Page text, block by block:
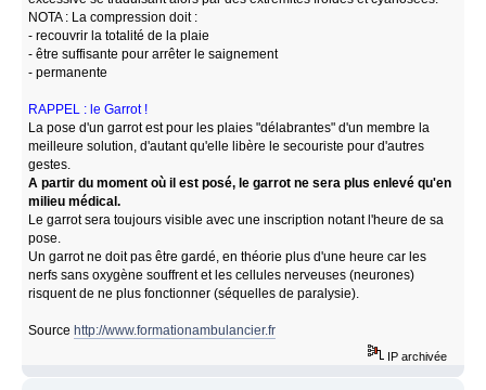
NOTA : La compression doit :
- recouvrir la totalité de la plaie
- être suffisante pour arrêter le saignement
- permanente
RAPPEL : le Garrot !
La pose d'un garrot est pour les plaies "délabrantes" d'un membre la
meilleure solution, d'autant qu'elle libère le secouriste pour d'autres
gestes.
A partir du moment où il est posé, le garrot ne sera plus enlevé qu'en
milieu médical.
Le garrot sera toujours visible avec une inscription notant l'heure de sa
pose.
Un garrot ne doit pas être gardé, en théorie plus d'une heure car les
nerfs sans oxygène souffrent et les cellules nerveuses (neurones)
risquent de ne plus fonctionner (séquelles de paralysie).
Sourcehttp://www.formationambulancier.fr
IP archivée